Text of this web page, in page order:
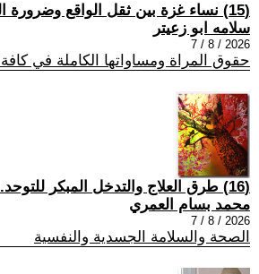
(15) نساء غزة بين ثقل الواقع وضرورة التعافي
سلامه ابو زعيتر
2026 / 8 / 7
حقوق المراة ومساواتها الكاملة في
(16) طرق العلاج والتدخل المبكر للتوحد.
محمد بسام العمري
2026 / 8 / 7
الصحة والسلامة الجسدية والنفسية